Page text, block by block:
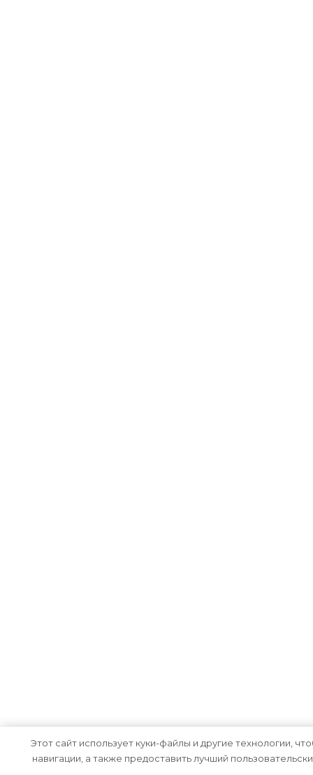
Этот сайт использует куки-файлы и другие технологии,
навигации, а также предоставить лучший